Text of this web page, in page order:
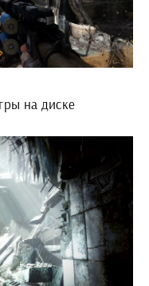
на диске